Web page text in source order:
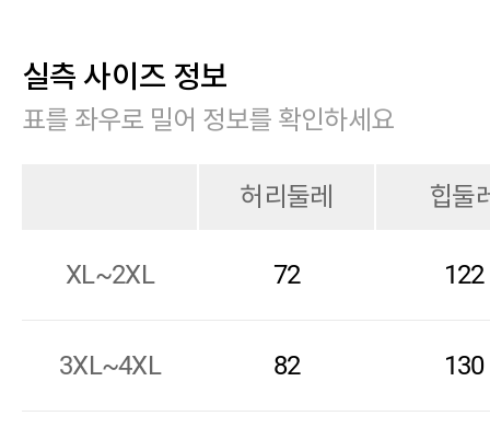
실측 사이즈 정보
표를 좌우로 밀어 정보를 확인하세요
허리둘레 힙둘
XL~2XL 72 122
3XL~4XL 82 130